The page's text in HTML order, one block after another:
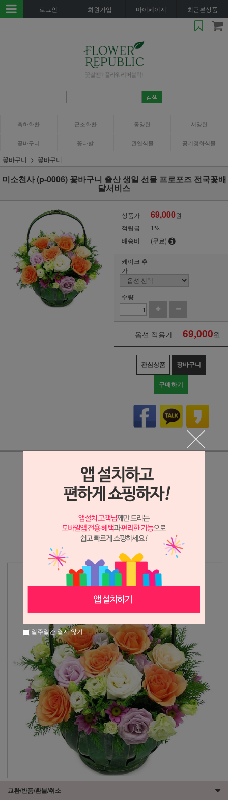
로그인 회원가입 마이페이지 최근본상품
축하화환 근조화환 동양란 서양란
꽃바구니 꽃다발 관엽식물 공기정화식물
꽃바구니 꽃바구니
미소천사 (p-0006) 꽃바구니 출산 생일 선물 프로포즈 전국꽃배
달서비스
상품가 69,000원
적립금
1%
배송비
(무료)
케이크 추
가
수량
옵션 적용가 69,000원
관심상품 장바구니
구매하기
상세정보 새창 열기
※ 필독해주세요 ※
장미는 시세 변동에 따라 가격이 달라질 수 있으니
문의 후 주문 바랍니다.
교환/반품/환불/취소
일주일간 열지 않기